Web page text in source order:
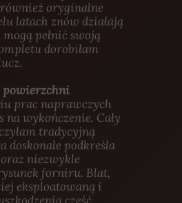
oryginalne
latach znów działają
pełnić swoją
dorobiłam
powierzchni
prac naprawczych
na wykończenie. Cały
tradycyjną
doskonale podkreśla
niezwykle
forniru. Blat,
eksploatowaną i